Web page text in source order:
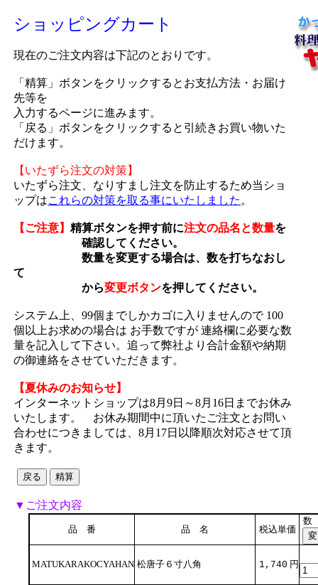
ショッピングカート
現在のご注文内容は下記のとおりです。
「精算」ボタンをクリックするとお支払方法・お届け
先等を
入力するページに進みます。
「戻る」ボタンをクリックすると引続きお買い物いた
だけます。
【いたずら注文の対策】
いたずら注文、なりすまし注文を防止するため当ショ
ップはこれらの対策を取る事にいたしました 。
【ご注意】 精算ボタンを押す前に注文の品名と数量を
確認してください。
数量を変更する場合は、数を打ちなおし
て
から変更ボタンを押してください。
システム上、99個までしかカゴに入りませんので 100
個以上お求めの場合は お手数ですが 連絡欄に必要な数
量を記入して下さい。追って弊社より合計金額や納期
の御連絡をさせていただきます。
【夏休みのお知らせ】
インターネットショップは8月9日～8月16日までお休み
いたします。 お休み期間中に頂いたご注文とお問い
合わせにつきましては、8月17日以降順次対応させて頂
きます。
▼ご注文内容
品 番 品 名 税込単価
数
MATUKARAKOCYAHAN 松唐子６寸八角 1,740 円